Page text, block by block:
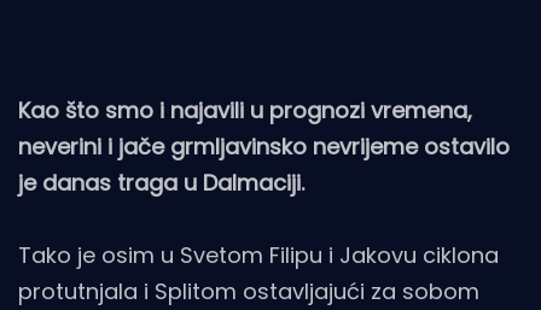
Kao što smo i najavili u prognozi vremena,
neverini i jače grmljavinsko nevrijeme ostavilo
je danas traga u Dalmaciji.
Tako je osim u Svetom Filipu i Jakovu ciklona
protutnjala i Splitom ostavljajući za sobom